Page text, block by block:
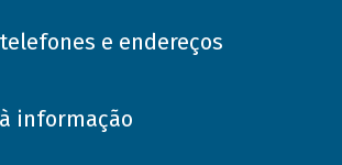
e endereços
informação